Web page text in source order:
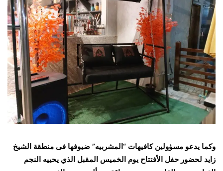
وكما يدعو مسؤولين كافيهات “المشربيه” ضيوفها فى منطقة الشيخ
زايد لحضور حفل الأفتتاح يوم الخميس المقبل الذي يحييه النجم